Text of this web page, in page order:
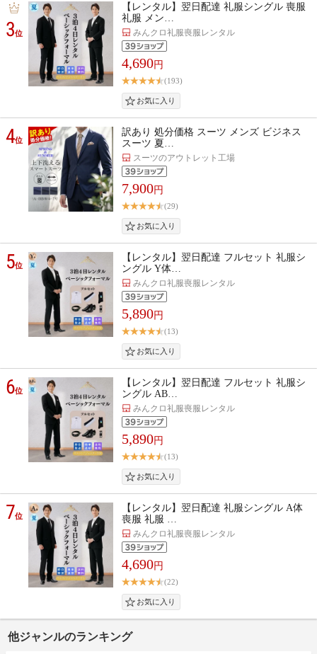
3位
【レンタル】翌日配達 礼服シングル 喪服
礼服 メン…
みんクロ礼服喪服レンタル
4,690円
(193)
4位
訳あり 処分価格 スーツ メンズ ビジネス
スーツ 夏…
スーツのアウトレット工場
7,900円
(29)
5位
【レンタル】翌日配達 フルセット 礼服シ
ングル Y体…
みんクロ礼服喪服レンタル
5,890円
(13)
6位
【レンタル】翌日配達 フルセット 礼服シ
ングル AB…
みんクロ礼服喪服レンタル
5,890円
(13)
7位
【レンタル】翌日配達 礼服シングル A体
喪服 礼服 …
みんクロ礼服喪服レンタル
4,690円
(22)
他ジャンルのランキング